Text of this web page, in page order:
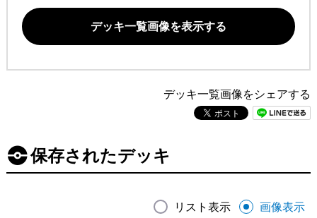
デッキ一覧画像を表示する
デッキ一覧画像をシェアする
保存されたデッキ
リスト表示 画像表示